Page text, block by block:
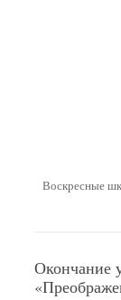
Воскресные
Окончание